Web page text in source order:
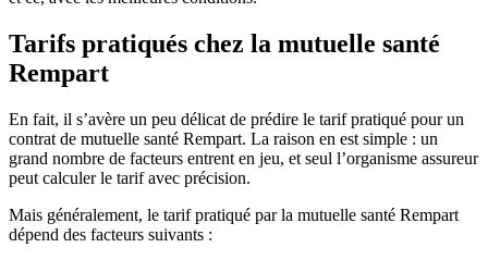
Tarifs pratiqués chez la mutuelle santé
Rempart
En fait, il s’avère un peu délicat de prédire le tarif pratiqué pour un
contrat de mutuelle santé Rempart. La raison en est simple : un
grand nombre de facteurs entrent en jeu, et seul l’organisme assureur
peut calculer le tarif avec précision.
Mais généralement, le tarif pratiqué par la mutuelle santé Rempart
dépend des facteurs suivants :